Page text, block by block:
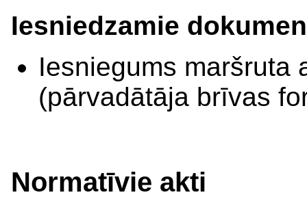
Iesniedzamie
Iesniegums maršruta
(pārvadātāja brīvas
Normatīvie akti